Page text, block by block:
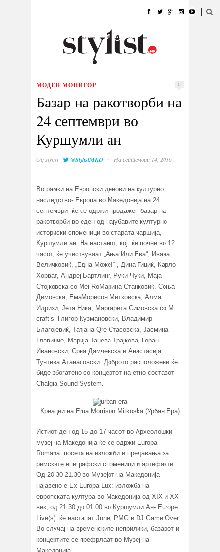
УБАВИНА
КУЛТУРА @РАБОТА
ИЗЛОГ
МОДЕН МОНИТОР 0
Базар на ракотворби на
24 септември во
Куршумли ан
Одstylist @StylistMKD · На септември 14, 2016
Во рамки на Европски денови на културно
наследство- Европа во Македонија на 24
септември ќе се одржи продажен базар на
ракотворби во еден од најубавите културно
историски споменици во старата чаршија,
Куршумли ан. На настанот, кој ќе почне во 12
часот, ќе учествуваат „Ања Или Ева“, Ивана
Величковиќ, „Една Може!“ , Дина Гициќ, Карло
Хорват, Андреј Бартлинг, Руки Чуки, Маја
Стојковска со Mei RoМарина Станковиќ, Соња
Димовска, ЕмаМорисон Митковска, Алма
Идризи, Јета Ника, Маргарита Симовска со M
craft’s, Глигор Кузмановски, Владимир
Благојевиќ, Татјана Qre Стасовска, Јасмина
Главинче, Марија Јанева Трајкова, Горан
Ивановски, Срна Дамчевска и Анастасија
Тунтева Атанасовски. Доброто расположени ќе
биде збогатено со концертот на етно-составот
Chalgia Sound System.
Креации на Ema Morrison Mitkoska (Урбан Ера)
Истиот ден од 15 до 17 часот во Археолошки
музеј на Македонија ќе се одржи Europa
Romana: посета на изложби и предавања за
римските епиграфски споменици и артефакти.
Од 20.30-21.30 во Музејот на Македонија –
најавено е Еx Europa Lux: изложба на
европската култура во Македонија од XIX и XX
век, од 21.30 до 01.00 во Куршумли Ан- Europe
Live(s): ќе настапат June, PMG и DJ Game Over.
Во случај на временските неприлики, базарот и
концертите се префрлаат во Музеј на
Македонија.